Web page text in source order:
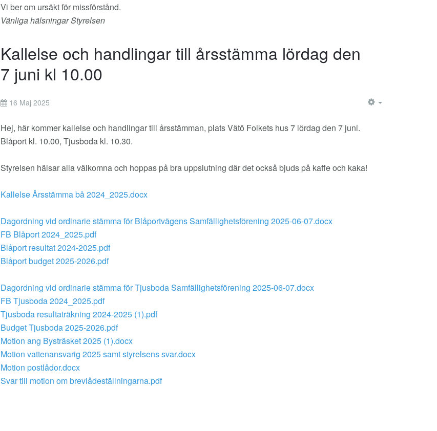
Vi ber om ursäkt för missförstånd.
Vänliga hälsningar Styrelsen
Kallelse och handlingar till årsstämma lördag den
7 juni kl 10.00
16 Maj 2025
Hej, här kommer kallelse och handlingar till årsstämman, plats Vätö Folkets hus 7 lördag den 7 juni.
Blåport kl. 10.00, Tjusboda kl. 10.30.
Styrelsen hälsar alla välkomna och hoppas på bra uppslutning där det också bjuds på kaffe och kaka!
Kallelse Årsstämma bå 2024_2025.docx
Dagordning vid ordinarie stämma för Blåportvägens Samfällighetsförening 2025-06-07.docx
FB Blåport 2024_2025.pdf
Blåport resultat 2024-2025.pdf
Blåport budget 2025-2026.pdf
Dagordning vid ordinarie stämma för Tjusboda Samfällighetsförening 2025-06-07.docx
FB Tjusboda 2024_2025.pdf
Tjusboda resultaträkning 2024-2025 (1).pdf
Budget Tjusboda 2025-2026.pdf
Motion ang Bysträsket 2025 (1).docx
Motion vattenansvarig 2025 samt styrelsens svar.docx
Motion postlådor.docx
Svar till motion om brevlådeställningarna.pdf